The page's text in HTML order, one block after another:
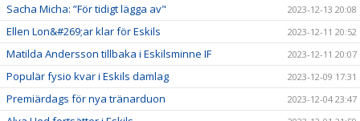
Sacha Micha: ”För tidigt lägga av" 2023-12-13 20:08
Ellen Lon&#269;ar klar för Eskils 2023-12-11 20:52
Matilda Andersson tillbaka i Eskilsminne IF 2023-12-11 20:07
Populär fysio kvar i Eskils damlag 2023-12-09 17:31
Premiärdags för nya tränarduon 2023-12-04 23:47